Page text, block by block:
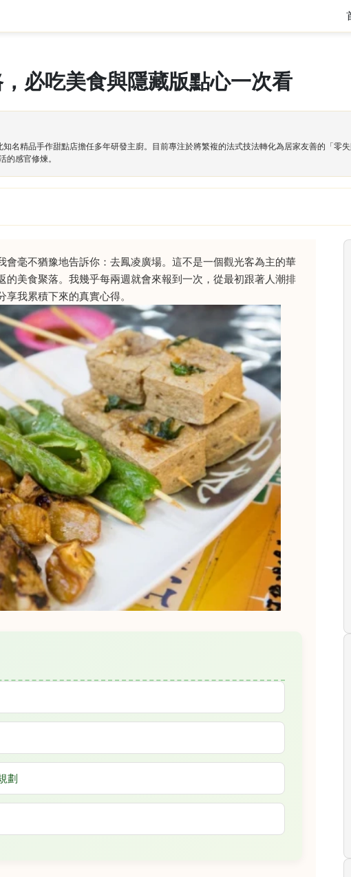
必吃美食與隱藏版點心一次看
名精品手作甜點店擔任多年研發主廚。目前專注於將繁複的法式技法轉化為居家友善的「零
的感官修煉。
毫不猶豫地告訴你：去鳳凌廣場。這不是一個觀光客為主的華
美食聚落。我幾乎每兩週就會來報到一次，從最初跟著人潮排
我累積下來的真實心得。
劃